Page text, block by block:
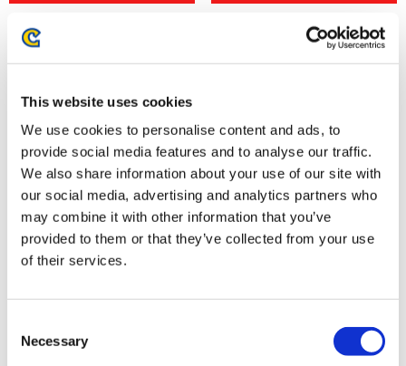
This website uses cookies
We use cookies to personalise content and ads, to
provide social media features and to analyse our traffic.
We also share information about your use of our site with
our social media, advertising and analytics partners who
may combine it with other information that you’ve
provided to them or that they’ve collected from your use
of their services.
Selection
Necessary
燃えろ！ジャスティス学園 キャ
ラクターアクリルスタンド Aセ
2,640円(税込)
ゴースト トリック ジオラマアク
2,640円(税込)